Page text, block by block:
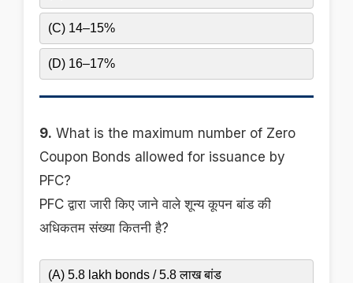
(C) 14–15%
(D) 16–17%
9. What is the maximum number of Zero
Coupon Bonds allowed for issuance by
PFC?
PFC द्वारा जारी किए जाने वाले शून्य कूपन बांड की
अधिकतम संख्या कितनी है?
(A) 5.8 lakh bonds / 5.8 लाख बांड